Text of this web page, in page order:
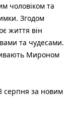
чоловіком та
Згодом
життя він
та чудесами.
Мироном
серпня за новим